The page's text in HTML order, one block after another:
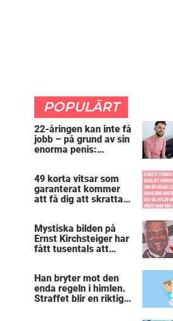
POPULÄRT
22-åringen kan inte få
jobb – på grund av sin
enorma penis:
49 korta vitsar som
garanterat kommer
att få dig att skratta
Mystiska bilden på
Ernst Kirchsteiger har
fått tusentals att
Han bryter mot den
enda regeln i himlen.
Straffet blir en riktigt